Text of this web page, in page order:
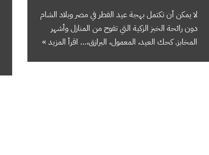
لا يمكن أن تكتمل بهجة عيد الفطر في مصر وبلاد الشام
دون رائحة الخبز الزكية التي تفوح من المنازل وأشهر
المخابز. كحك العيد، المعمول، البرازق،… اقرأ المزيد »